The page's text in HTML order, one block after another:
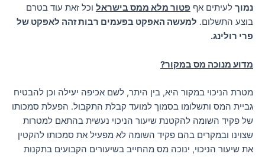
נמוך לעיתים אף פטור מלא ממס בישראל וכל זאת עוד בטרם
בוצע התשלום. למעשה האפקט בפעמים רבות זהה לאפקט של
פרי רולינג.
מדוע מנוכה מס במקור?
מטרת הניכוי במקור היא, בין היתר, לשם אכיפה יעילה וכן להבטיח
גביית המס ותשלומו בסמוך למועד קבלת התקבול. הפעלת סמכותו
של פקיד השומה להקטנת שיעור הניכוי נעשית בהתאם למטרות
שצוינו ובמקרים בהם פקיד השומה לא מפעיל את סמכותו להקטין
את שיעור הניכוי, ינוכה מס מהחייב בשיעורים הקבועים בתקנות